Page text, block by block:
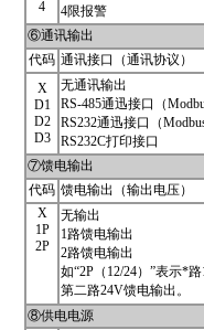
4
4限报警
⑥通讯输出
代码 通讯接口（通讯协议）
X
D1
D2
D3
无通讯输出
RS-485通迅接口（
RS232通迅接口（
RS232C打印接口
⑦馈电输出
代码 馈电输出（输出电压）
X
1P
2P
无输出
1路馈电输出
2路馈电输出
如“2P（12/24）”表示*
第二路24V馈电输出。
⑧供电电源